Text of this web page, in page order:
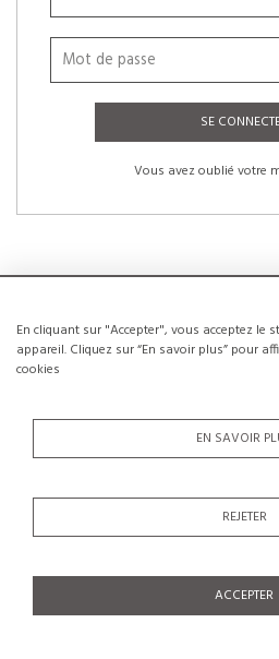
En cliquant sur "Accepter", vous acceptez le
appareil. Cliquez sur “En savoir plus” pour
cookies
EN SAVOIR
REJETER
ACCEPTER
SE
Vous avez oublié votre
NOUVEAUX
La création d’un compte a de nombreux
CRÉER UN